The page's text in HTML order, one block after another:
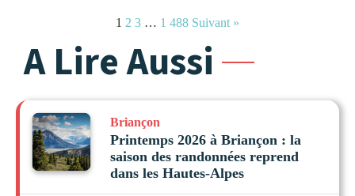
1 2 3 … 1 488 Suivant »
A Lire Aussi
Briançon
Printemps 2026 à Briançon : la
saison des randonnées reprend
dans les Hautes-Alpes